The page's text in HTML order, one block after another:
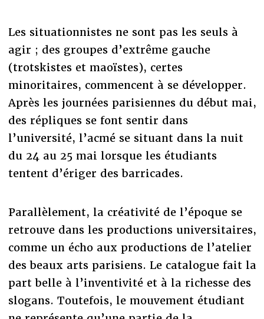
Les situationnistes ne sont pas les seuls à
agir ; des groupes d’extrême gauche
(trotskistes et maoïstes), certes
minoritaires, commencent à se développer.
Après les journées parisiennes du début mai,
des répliques se font sentir dans
l’université, l’acmé se situant dans la nuit
du 24 au 25 mai lorsque les étudiants
tentent d’ériger des barricades.
Parallèlement, la créativité de l’époque se
retrouve dans les productions universitaires,
comme un écho aux productions de l’atelier
des beaux arts parisiens. Le catalogue fait la
part belle à l’inventivité et à la richesse des
slogans. Toutefois, le mouvement étudiant